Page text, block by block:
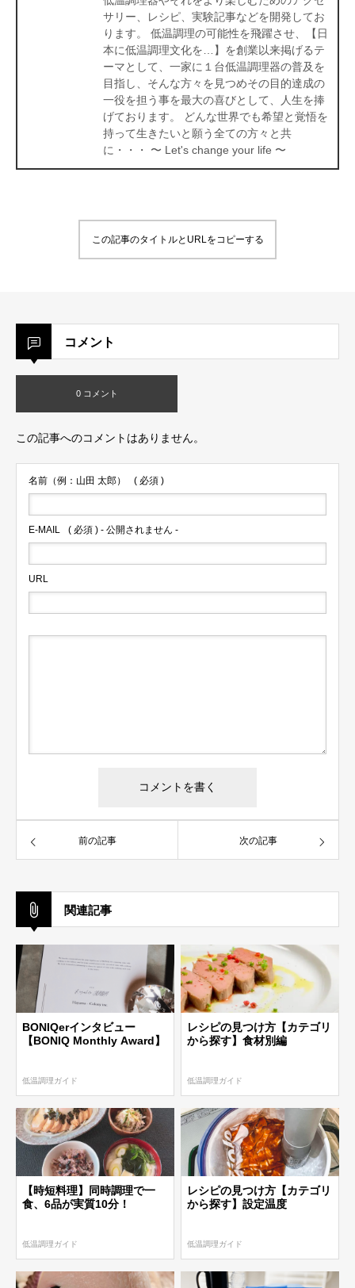
サリー、レシピ、実験記事などを開発してお
ります。 低温調理の可能性を飛躍させ、【日
本に低温調理文化を…】を創業以来掲げるテ
ーマとして、一家に１台低温調理器の普及を
目指し、そんな方々を見つめその目的達成の
一役を担う事を最大の喜びとして、人生を捧
げております。 どんな世界でも希望と覚悟を
持って生きたいと願う全ての方々と共
に・・・ 〜 Let's change your life 〜
この記事のタイトルとURLをコピーする
コメント
0 コメント
この記事へのコメントはありません。
名前（例：山田 太郎） ( 必須 )
E-MAIL ( 必須 ) - 公開されません -
URL
前の記事 次の記事
関連記事
BONIQerインタビュー
【BONIQ Monthly Award】
低温調理ガイド
レシピの見つけ方【カテゴリ
から探す】食材別編
低温調理ガイド
【時短料理】同時調理で一
食、6品が実質10分！
低温調理ガイド
レシピの見つけ方【カテゴリ
から探す】設定温度
低温調理ガイド